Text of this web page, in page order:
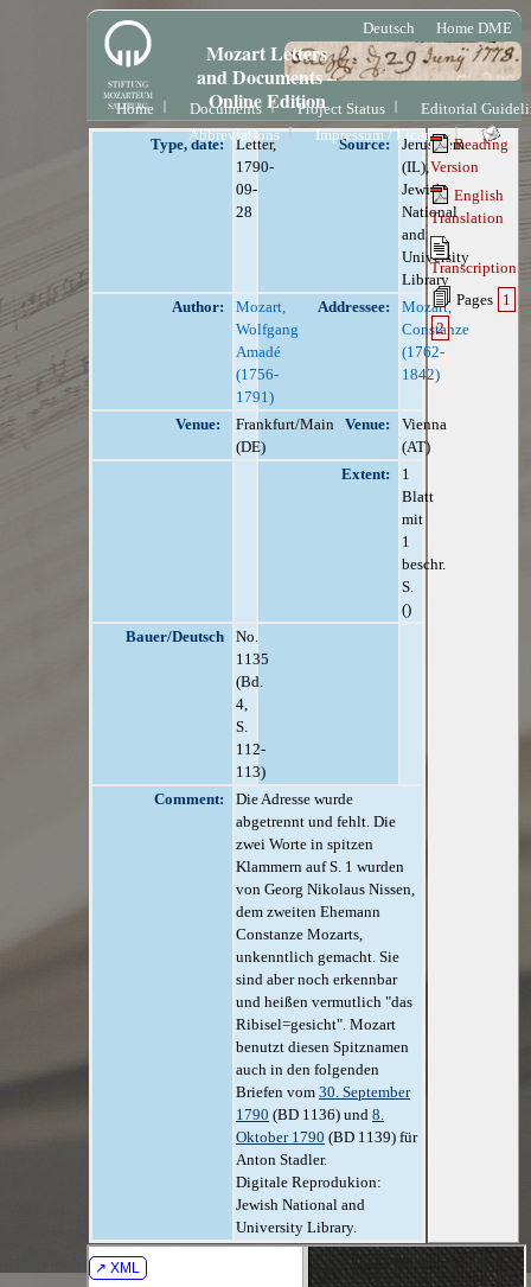
Deutsch Home DME
Mozart Letters
and Documents –
Online Edition
Home Documents Project Status
Editorial
Abbreviations
Impressum / License
Type, date:
Letter,
1790-
09-
28
Source:
Jerusalem
(IL),
Jewish
National
and
University
Library
Author:
Mozart,
Wolfgang
Amadé
(1756-
1791)
Addressee:
Mozart,
Constanze
(1762-
1842)
Venue:
Frankfurt/Main
(DE)
Venue:
Vienna
(AT)
Extent:
1
Blatt
mit
1
beschr.
S.
()
Bauer/Deutsch
No.
1135
(Bd.
4,
S.
112-
113)
Comment:
Die Adresse wurde
abgetrennt und fehlt. Die
zwei Worte in spitzen
Klammern auf S. 1 wurden
von Georg Nikolaus Nissen,
dem zweiten Ehemann
Constanze Mozarts,
unkenntlich gemacht. Sie
sind aber noch erkennbar
und heißen vermutlich "das
Ribisel=gesicht". Mozart
benutzt diesen Spitznamen
auch in den folgenden
Briefen vom 30. September
1790 (BD 1136) und 8.
Oktober 1790 (BD 1139) für
Anton Stadler.
Digitale Reprodukion:
Jewish National and
University Library.
Reading
Version
English
Translation
Transcription
Pages 1
2